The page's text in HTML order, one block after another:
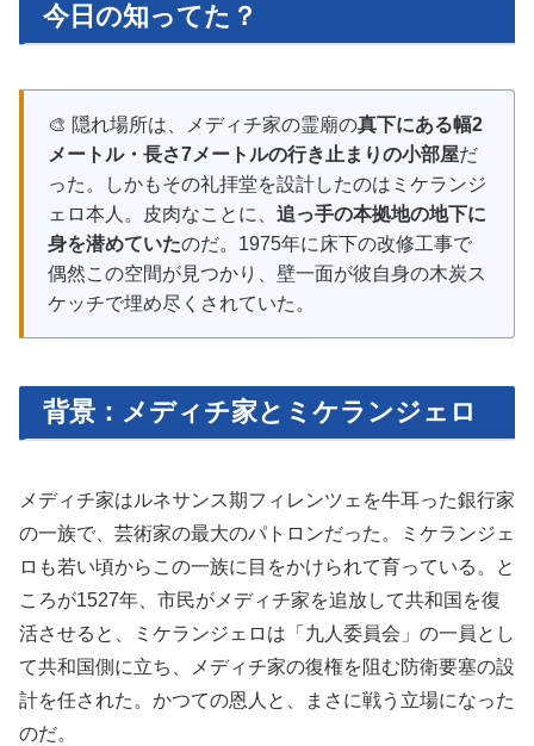
今日の知ってた？
🎨 隠れ場所は、メディチ家の霊廟の真下にある幅2
メートル・長さ7メートルの行き止まりの小部屋だ
った。しかもその礼拝堂を設計したのはミケランジ
ェロ本人。皮肉なことに、 追っ手の本拠地の地下に
身を潜めていたのだ。1975年に床下の改修工事で
偶然この空間が見つかり、壁一面が彼自身の木炭ス
ケッチで埋め尽くされていた。
背景：メディチ家とミケランジェロ
メディチ家はルネサンス期フィレンツェを牛耳った銀行家
の一族で、芸術家の最大のパトロンだった。ミケランジェ
ロも若い頃からこの一族に目をかけられて育っている。と
ころが1527年、市民がメディチ家を追放して共和国を復
活させると、ミケランジェロは「九人委員会」の一員とし
て共和国側に立ち、メディチ家の復権を阻む防衛要塞の設
計を任された。かつての恩人と、まさに戦う立場になった
のだ。